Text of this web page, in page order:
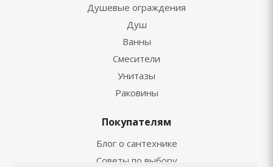
Душевые ограждения
Душ
Ванны
Смесители
Унитазы
Раковины
Покупателям
Блог о сантехнике
Советы по выбору